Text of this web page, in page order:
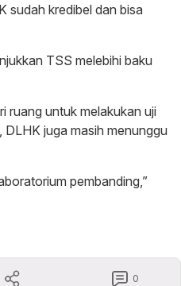
sudah kredibel dan bisa
TSS melebihi baku
ruang untuk melakukan uji
juga masih menunggu
pembanding,”
0